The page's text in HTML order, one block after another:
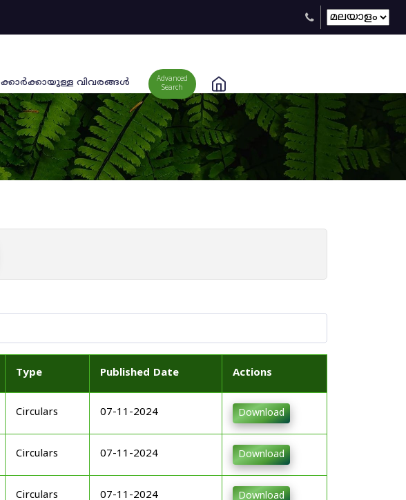
വിവരങ്ങള്‍
Advanced
Search
Type Published Date Actions
Circulars 07-11-2024 Download
Circulars 07-11-2024 Download
Circulars 07-11-2024 Download